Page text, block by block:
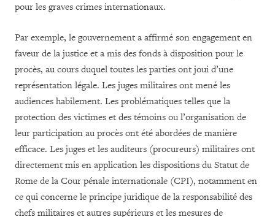
pour les graves crimes internationaux.
Par exemple, le gouvernement a affirmé son engagement en
faveur de la justice et a mis des fonds à disposition pour le
procès, au cours duquel toutes les parties ont joui d’une
représentation légale. Les juges militaires ont mené les
audiences habilement. Les problématiques telles que la
protection des victimes et des témoins ou l’organisation de
leur participation au procès ont été abordées de manière
efficace. Les juges et les auditeurs (procureurs) militaires ont
directement mis en application les dispositions du Statut de
Rome de la Cour pénale internationale (CPI), notamment en
ce qui concerne le principe juridique de la responsabilité des
chefs militaires et autres supérieurs et les mesures de